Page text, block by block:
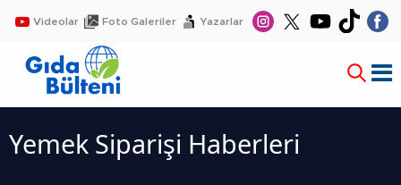
Videolar Foto Galeriler Yazarlar
Yemek Siparişi Haberleri